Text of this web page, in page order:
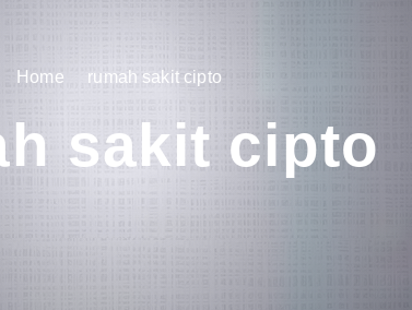
Home rumah sakit cipto
sakit cipto